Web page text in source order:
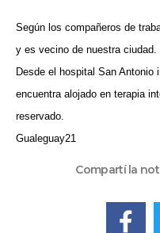
Según los compañeros de
y es vecino de nuestra ciudad.
Desde el hospital San Antonio
encuentra alojado en terapia
reservado.
Gualeguay21
Compartí la